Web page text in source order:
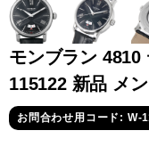
グランド
セイコー
モンブラン 4810
115122 新品 メ
お問合わせ用コード: W-